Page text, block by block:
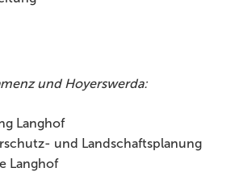
und Hoyerswerda:
Langhof
und Landschaftsplanung
Langhof